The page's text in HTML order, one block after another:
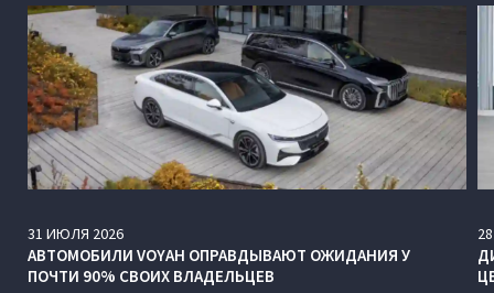
31 ИЮЛЯ 2026
АВТОМОБИЛИ VOYAH ОПРАВДЫВАЮТ ОЖИДАНИЯ У
ПОЧТИ 90% СВОИХ ВЛАДЕЛЬЦЕВ
28